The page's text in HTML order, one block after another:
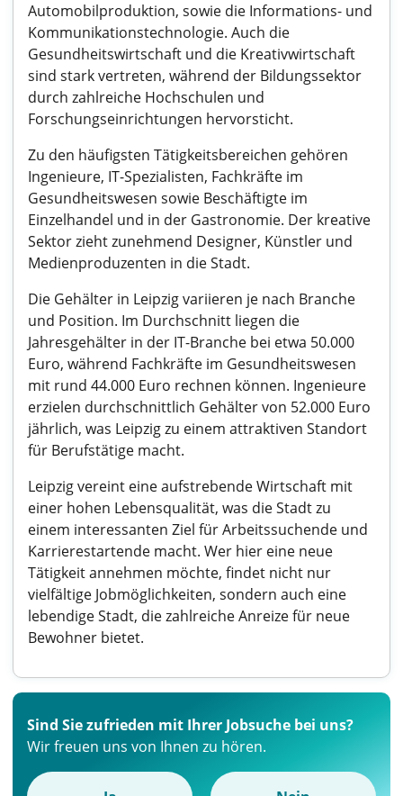
Automobilproduktion, sowie die Informations- und
Kommunikationstechnologie. Auch die
Gesundheitswirtschaft und die Kreativwirtschaft
sind stark vertreten, während der Bildungssektor
durch zahlreiche Hochschulen und
Forschungseinrichtungen hervorsticht.
Zu den häufigsten Tätigkeitsbereichen gehören
Ingenieure, IT-Spezialisten, Fachkräfte im
Gesundheitswesen sowie Beschäftigte im
Einzelhandel und in der Gastronomie. Der kreative
Sektor zieht zunehmend Designer, Künstler und
Medienproduzenten in die Stadt.
Die Gehälter in Leipzig variieren je nach Branche
und Position. Im Durchschnitt liegen die
Jahresgehälter in der IT-Branche bei etwa 50.000
Euro, während Fachkräfte im Gesundheitswesen
mit rund 44.000 Euro rechnen können. Ingenieure
erzielen durchschnittlich Gehälter von 52.000 Euro
jährlich, was Leipzig zu einem attraktiven Standort
für Berufstätige macht.
Leipzig vereint eine aufstrebende Wirtschaft mit
einer hohen Lebensqualität, was die Stadt zu
einem interessanten Ziel für Arbeitssuchende und
Karrierestartende macht. Wer hier eine neue
Tätigkeit annehmen möchte, findet nicht nur
vielfältige Jobmöglichkeiten, sondern auch eine
lebendige Stadt, die zahlreiche Anreize für neue
Bewohner bietet.
Sind Sie zufrieden mit Ihrer Jobsuche bei uns?
Wir freuen uns von Ihnen zu hören.